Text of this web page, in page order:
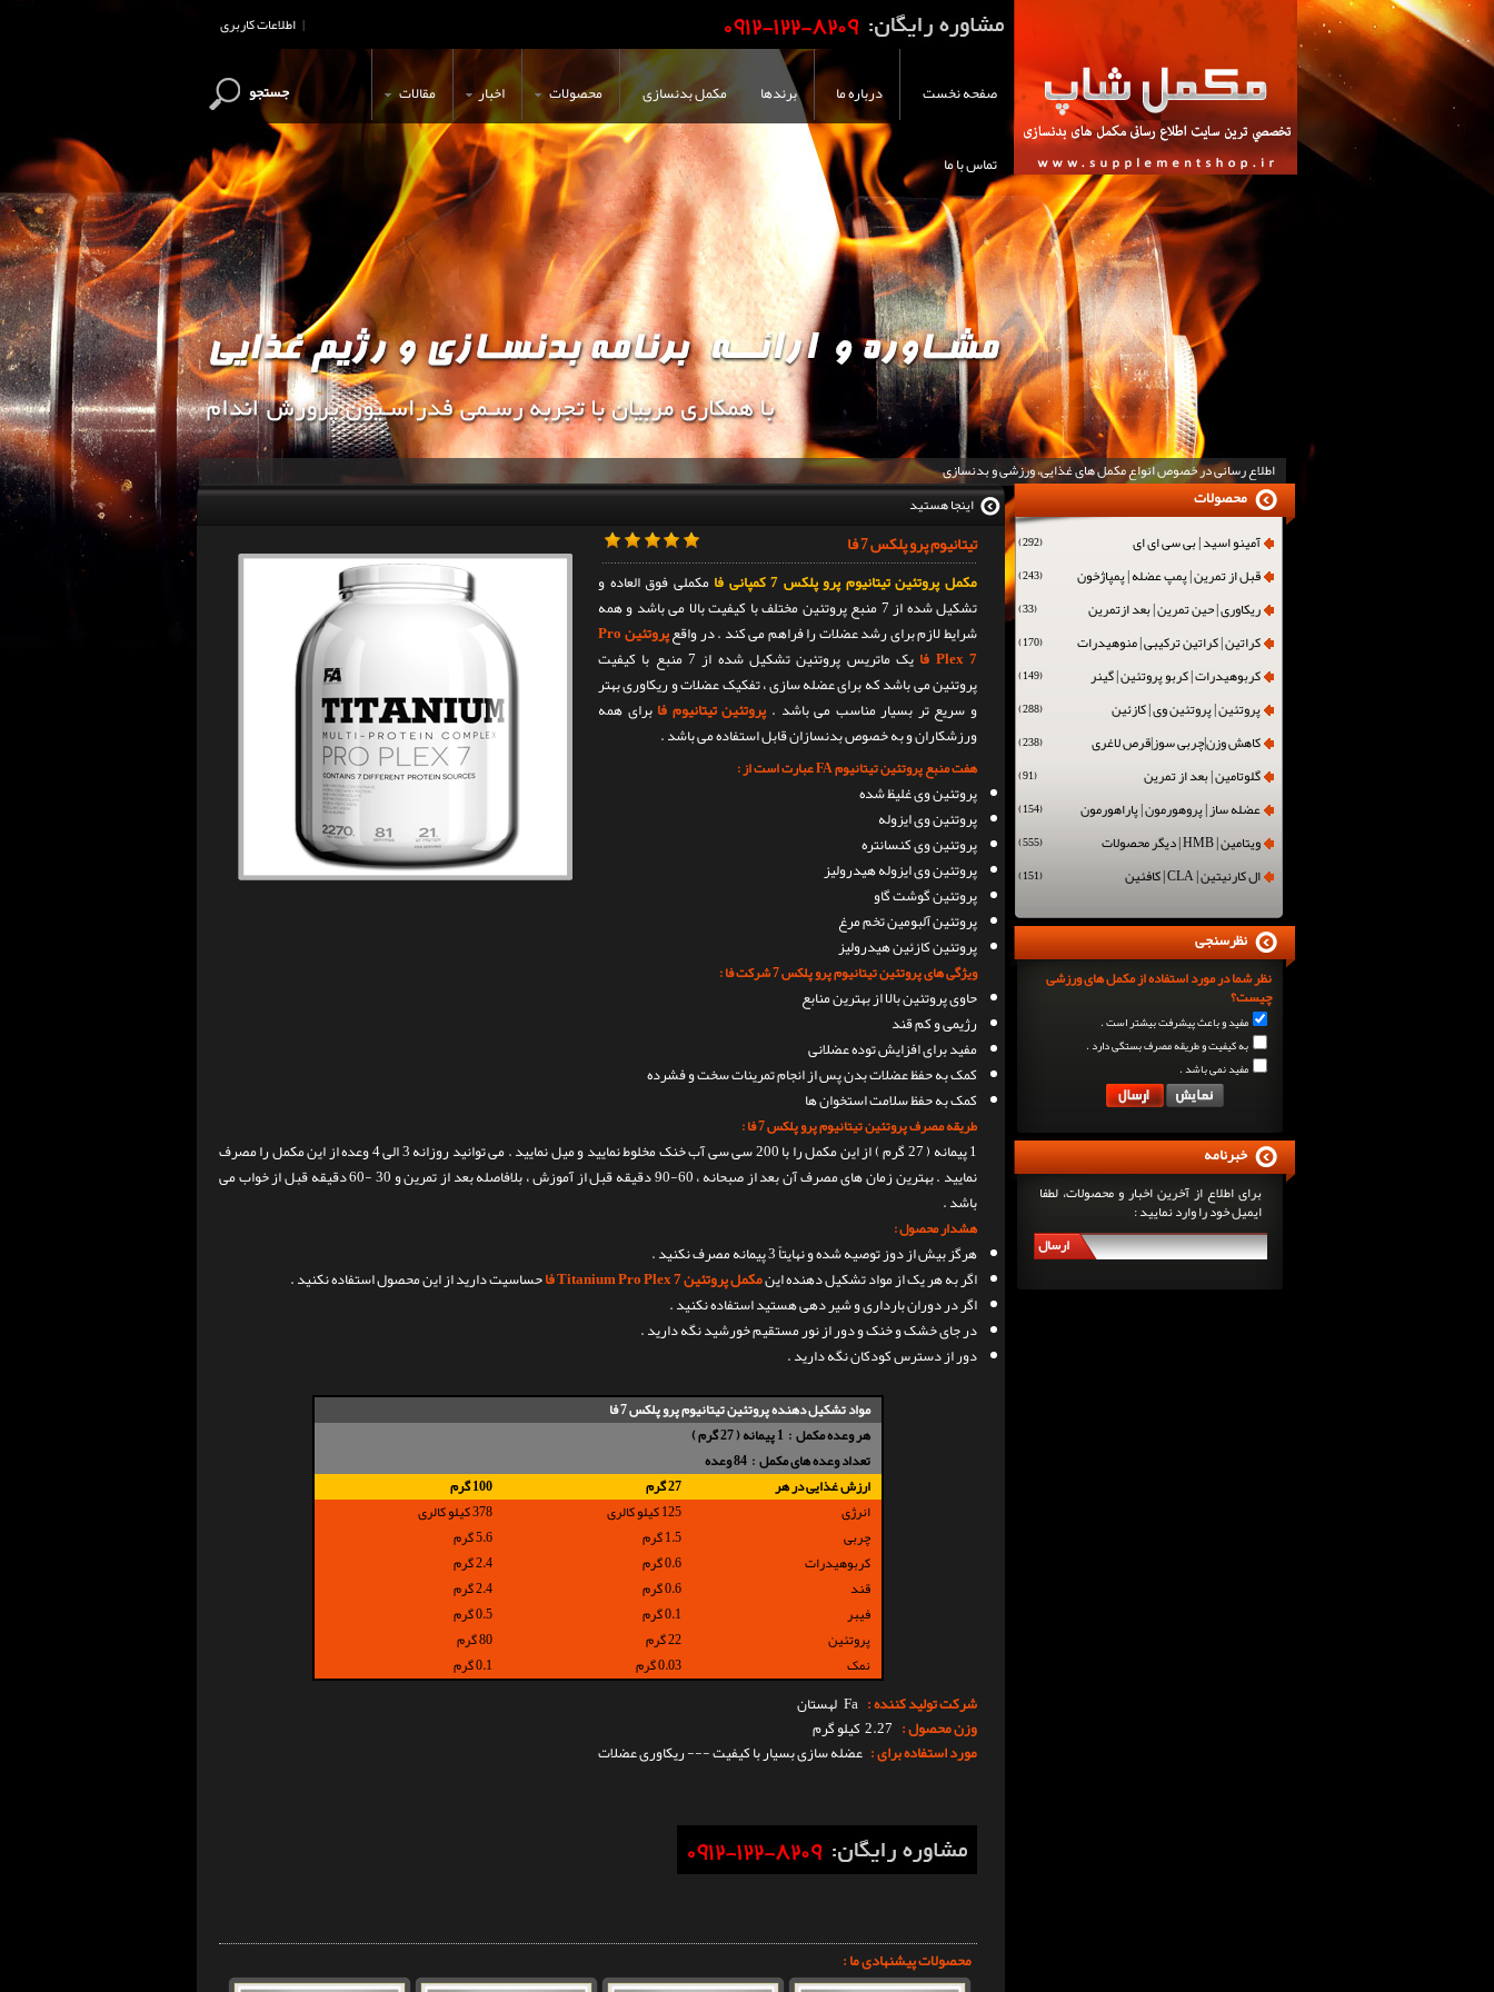
اطلاعات کاربری |
صفحه نخست درباره ما برندها مکمل بدنسازی محصولات اخبار مقالات
تماس با ما
جستجو
اطلاع رسانی در خصوص انواع مکمل های غذایی، ورزشی و بدنسازی
این وب سایت جهت اطلاع رسانی و
اینجا هستید
تیتانیوم پرو پلکس 7 فا
مکمل پروتئین تیتانیوم پرو پلکس 7 کمپانی فا
مکملی فوق العاده و
تشکیل شده از 7 منبع پروتئین مختلف با کیفیت بالا می باشد و همه
شرایط لازم برای رشد عضلات را فراهم می کند . در واقع
پروتئین Pro
Plex 7 فا
یک ماتریس پروتئین تشکیل شده از 7 منبع با کیفیت
پروتئین می باشد که برای عضله سازی ، تفکیک عضلات و ریکاوری بهتر
و سریع تر بسیار مناسب می باشد .پروتئین تیتانیوم فابرای همه
ورزشکاران و به خصوص بدنسازان قابل استفاده می باشد .
هفت منبع پروتئین تیتانیوم FA عبارت است از :
پروتئین وی غلیظ شده
پروتئین وی ایزوله
پروتئین وی کنسانتره
پروتئین وی ایزوله هیدرولیز
پروتئین گوشت گاو
پروتئین آلبومین تخم مرغ
پروتئین کازئین هیدرولیز
ویژگی های پروتئین تیتانیوم پرو پلکس 7 شرکت فا :
حاوی پروتئین بالا از بهترین منابع
رژیمی و کم قند
مفید برای افزایش توده عضلانی
کمک به حفظ عضلات بدن پس از انجام تمرینات سخت و فشرده
کمک به حفظ سلامت استخوان ها
طریقه مصرف پروتئین تیتانیوم پرو پلکس 7 فا :
1 پیمانه ( 27 گرم ) از این مکمل را با 200 سی سی آب خنک مخلوط نمایید و میل نمایید . می توانید روزانه 3 الی 4 وعده از این مکمل را مصرف
نمایید . بهترین زمان های مصرف آن بعد از صبحانه ، 60-90 دقیقه قبل از آموزش ، بلافاصله بعد از تمرین و 30 -60 دقیقه قبل از خواب می
باشد .
هشدار محصول :
هرگز بیش از دوز توصیه شده و نهایتاً 3 پیمانه مصرف نکنید .
اگر به هر یک از مواد تشکیل دهنده اینمکمل پروتئین Titanium Pro Plex 7 فا
حساسیت دارید از این محصول استفاده نکنید .
اگر در دوران بارداری و شیر دهی هستید استفاده نکنید .
در جای خشک و خنک و دور از نور مستقیم خورشید نگه دارید .
دور از دسترس کودکان نگه دارید .
مواد تشکیل دهنده پروتئین تیتانیوم پرو پلکس 7 فا
هر وعده مکمل : 1 پیمانه ( 27 گرم )
تعداد وعده های مکمل : 84 وعده
ارزش غذایی در هر
27 گرم
100 گرم
انرژی
125 کیلو کالری
378 کیلو کالری
چربی
1.5 گرم
5.6 گرم
کربوهیدرات
0.6 گرم
2.4 گرم
قند
0.6 گرم
2.4 گرم
فیبر
0.1 گرم
0.5 گرم
پروتئین
22 گرم
80 گرم
نمک
0.03 گرم 0.1 گرم
شرکت تولید کننده : Fa لهستان
وزن محصول : 2.27 کیلو گرم
مورد استفاده برای : عضله سازی بسیار با کیفیت --- ریکاوری عضلات
محصولات پیشنهادی ما :
آمینو اسید | بی سی ای ای (292)
قبل از تمرین | پمپ عضله | پمپاژخون (243)
ریکاوری | حین تمرین | بعد ازتمرین (33)
کراتین | کراتین ترکیبی | منوهیدرات (170)
کربوهیدرات | کربو پروتئین | گینر (149)
پروتئین | پروتئین وی | کازئین (288)
کاهش وزن|چربی سوز|قرص لاغری (238)
گلوتامین | بعد از تمرین (91)
عضله ساز | پروهورمون | پاراهورمون (154)
ویتامین | HMB | دیگر محصولات (555)
ال کارنیتین | CLA | کافئین (151)
محصولات
نظر شما در مورد استفاده از مکمل های ورزشی
چیست؟
مفید و باعث پیشرفت بیشتر است .
به کیفیت و طریقه مصرف بستگی دارد .
مفید نمی باشد .
نظرسنجی
برای اطلاع از آخرین اخبار و محصولات، لطفا
ایمیل خود را وارد نمایید :
ارسال
خبرنامه